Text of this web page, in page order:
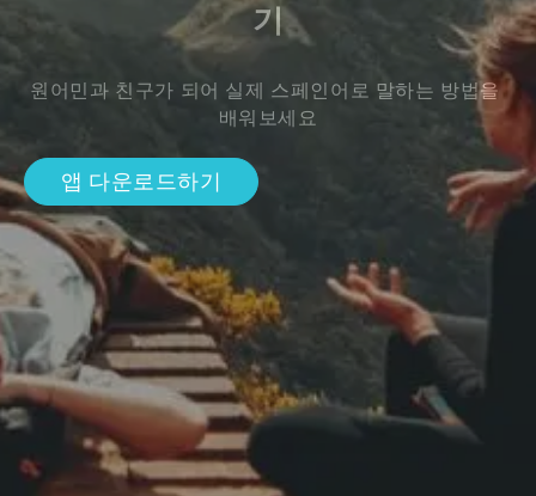
기
원어민과 친구가 되어 실제 스페인어로 말하는 방법을
배워보세요
앱 다운로드하기